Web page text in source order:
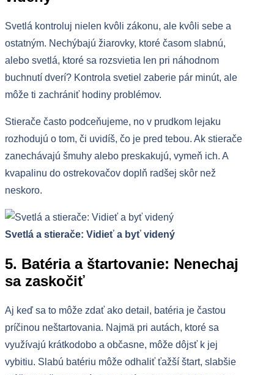
Svetlá kontroluj nielen kvôli zákonu, ale kvôli sebe a
ostatným. Nechýbajú žiarovky, ktoré časom slabnú,
alebo svetlá, ktoré sa rozsvietia len pri náhodnom
buchnutí dverí? Kontrola svetiel zaberie pár minút, ale
môže ti zachrániť hodiny problémov.
Stierače často podceňujeme, no v prudkom lejaku
rozhodujú o tom, či uvidíš, čo je pred tebou. Ak stierače
zanechávajú šmuhy alebo preskakujú, vymeň ich. A
kvapalinu do ostrekovačov doplň radšej skôr než
neskoro.
Svetlá a stierače: Vidieť a byť videný
5. Batéria a štartovanie: Nenechaj
sa zaskočiť
Aj keď sa to môže zdať ako detail, batéria je častou
príčinou neštartovania. Najmä pri autách, ktoré sa
využívajú krátkodobo a občasne, môže dôjsť k jej
vybitiu. Slabú batériu môže odhaliť ťažší štart, slabšie